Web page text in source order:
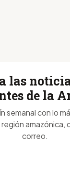
las
de la
semanal con lo
región amazónica,
correo.